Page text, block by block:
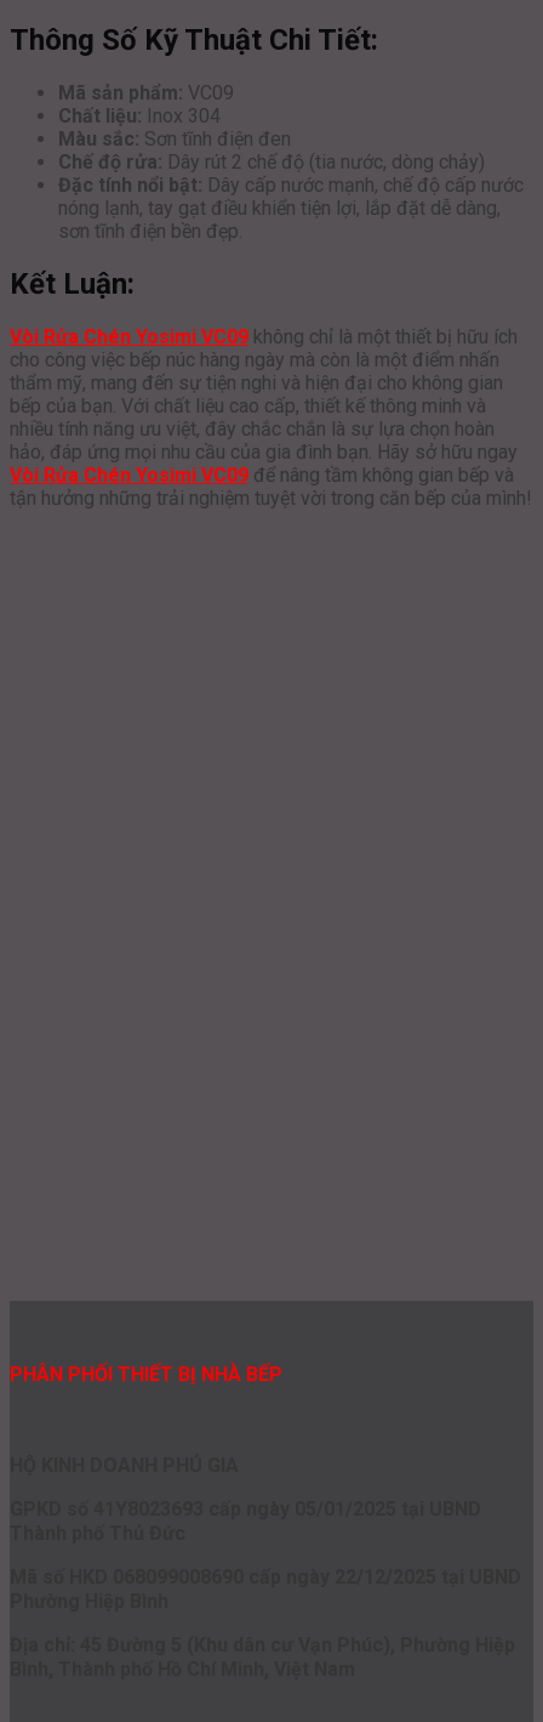
Thông Số Kỹ Thuật Chi Tiết:
Mã sản phẩm: VC09
Chất liệu: Inox 304
Màu sắc: Sơn tĩnh điện đen
Chế độ rửa: Dây rút 2 chế độ (tia nước, dòng chảy)
Đặc tính nổi bật: Dây cấp nước mạnh, chế độ cấp nước
nóng lạnh, tay gạt điều khiển tiện lợi, lắp đặt dễ dàng,
sơn tĩnh điện bền đẹp.
Kết Luận:
Vòi Rửa Chén Yosimi VC09 không chỉ là một thiết bị hữu ích
cho công việc bếp núc hàng ngày mà còn là một điểm nhấn
thẩm mỹ, mang đến sự tiện nghi và hiện đại cho không gian
bếp của bạn. Với chất liệu cao cấp, thiết kế thông minh và
nhiều tính năng ưu việt, đây chắc chắn là sự lựa chọn hoàn
hảo, đáp ứng mọi nhu cầu của gia đình bạn. Hãy sở hữu ngay
Vòi Rửa Chén Yosimi VC09 để nâng tầm không gian bếp và
tận hưởng những trải nghiệm tuyệt vời trong căn bếp của mình!
PHÂN PHỐI THIẾT BỊ NHÀ BẾP